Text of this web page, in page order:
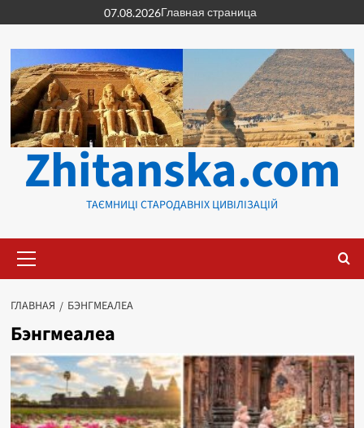
к
содержимому
07.08.2026Главная страница
Zhitanska.com
ТАЄМНИЦІ СТАРОДАВНІХ ЦИВІЛІЗАЦІЙ
меню
ГЛАВНАЯ БЭНГМЕАЛЕА
Бэнгмеалеа